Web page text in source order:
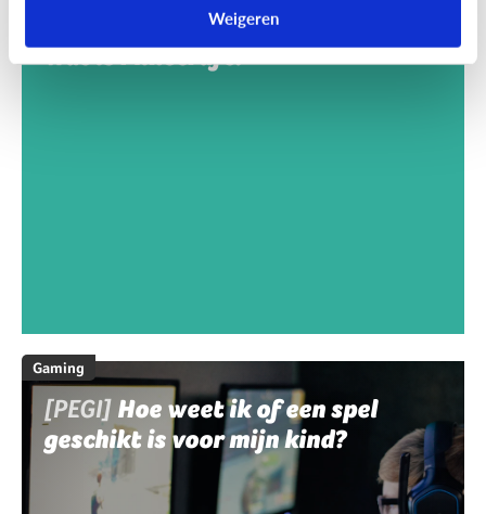
Weigeren
Wat is Minecraft?
Gaming
[PEGI] Hoe weet ik of een spel
geschikt is voor mijn kind?